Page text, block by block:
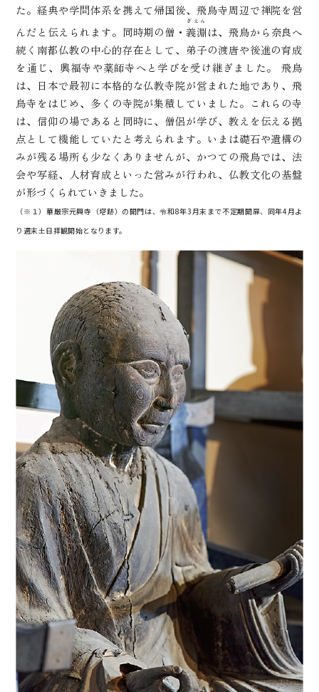
た。経典や学問体系を携えて帰国後、飛鳥寺周辺で禅院を営
んだと伝えられます。同時期の僧・義淵
ぎえん
は、飛鳥から奈良へ
続く南都仏教の中心的存在として、弟子の渡唐や後進の育成
を通じ、興福寺や薬師寺へと学びを受け継ぎました。 飛鳥
は、日本で最初に本格的な仏教寺院が営まれた地であり、飛
鳥寺をはじめ、多くの寺院が集積していました。これらの寺
は、信仰の場であると同時に、僧侶が学び、教えを伝える拠
点として機能していたと考えられます。いまは礎石や遺構の
みが残る場所も少なくありませんが、かつての飛鳥では、法
会や写経、人材育成といった営みが行われ、仏教文化の基盤
が形づくられていきました。
（※１）華厳宗元興寺（塔跡）の開門は、令和8年3月末まで不定期開扉、同年4月よ
り週末土日拝観開始となります。